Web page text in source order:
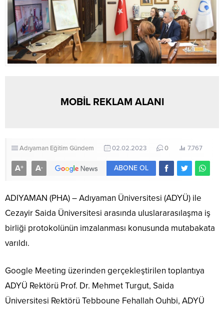
MOBİL REKLAM ALANI
Adıyaman Eğitim Gündem 02.02.2023 0 7.767
A+ A- ABONE OL
ADIYAMAN (PHA) – Adıyaman Üniversitesi (ADYÜ) ile
Cezayir Saida Üniversitesi arasında uluslararasılaşma iş
birliği protokolünün imzalanması konusunda mutabakata
varıldı.
Google Meeting üzerinden gerçekleştirilen toplantıya
ADYÜ Rektörü Prof. Dr. Mehmet Turgut, Saida
Üniversitesi Rektörü Tebboune Fehallah Ouhbi, ADYÜ